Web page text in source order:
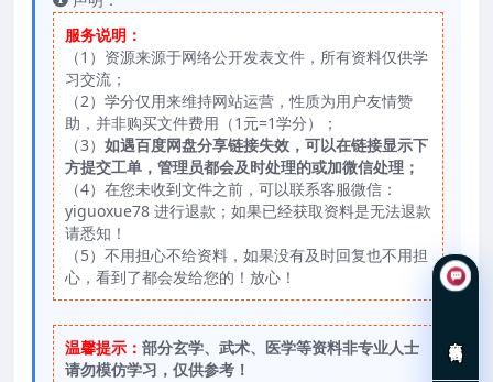
服务说明：
（1）资源来源于网络公开发表文件，所有资料仅供学
习交流；
（2）学分仅用来维持网站运营，性质为用户友情赞
助，并非购买文件费用（1元=1学分）；
（3） 如遇百度网盘分享链接失效，可以在链接显示下
方提交工单，管理员都会及时处理的或加微信处理；
（4）在您未收到文件之前，可以联系客服微信：
yiguoxue78 进行退款；如果已经获取资料是无法退款
请悉知！
（5）不用担心不给资料，如果没有及时回复也不用担
心，看到了都会发给您的！放心！
温馨提示： 部分玄学、武术、医学等资料非专业人士
请勿模仿学习，仅供参考！